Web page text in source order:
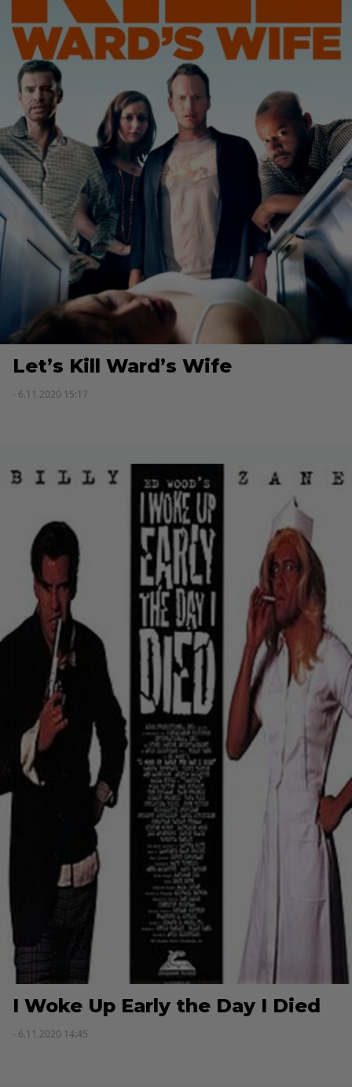
Let’s Kill Ward’s Wife
- 6.11.2020 15:17
I Woke Up Early the Day I Died
- 6.11.2020 14:45